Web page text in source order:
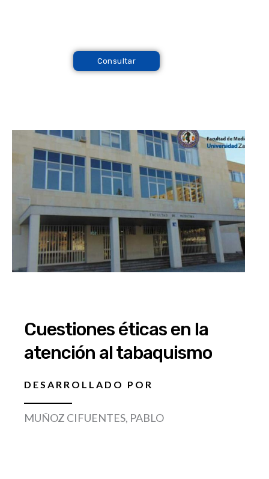
Consultar
Cuestiones éticas en la
atención al tabaquismo
DESARROLLADO POR
MUÑOZ CIFUENTES, PABLO